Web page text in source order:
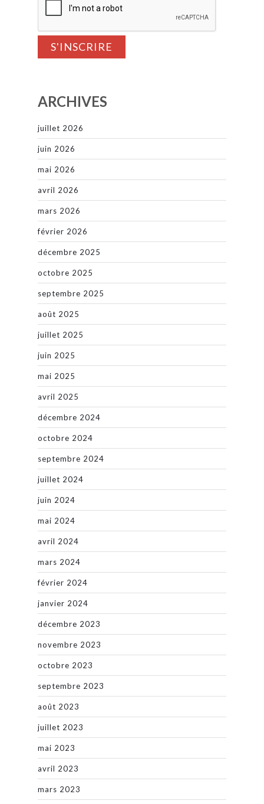
ARCHIVES
juillet 2026
juin 2026
mai 2026
avril 2026
mars 2026
février 2026
décembre 2025
octobre 2025
septembre 2025
août 2025
juillet 2025
juin 2025
mai 2025
avril 2025
décembre 2024
octobre 2024
septembre 2024
juillet 2024
juin 2024
mai 2024
avril 2024
mars 2024
février 2024
janvier 2024
décembre 2023
novembre 2023
octobre 2023
septembre 2023
août 2023
juillet 2023
mai 2023
avril 2023
mars 2023